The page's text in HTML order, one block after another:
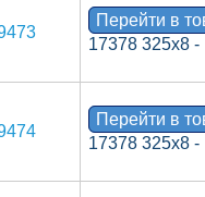
Перейти в
17378 325х8 -
Перейти в
17378 325х8 -